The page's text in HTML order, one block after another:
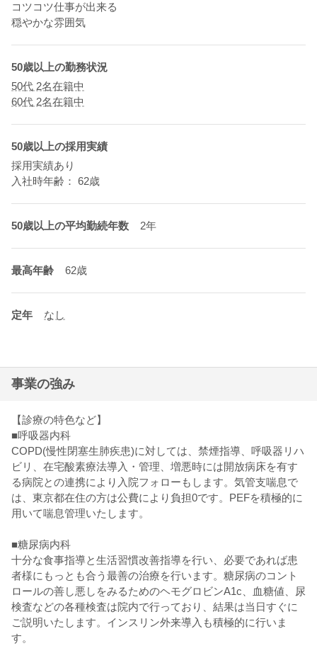
コツコツ仕事が出来る
穏やかな雰囲気
50歳以上の勤務状況
50代 2名在籍中
60代 2名在籍中
50歳以上の採用実績
採用実績あり
入社時年齢： 62歳
50歳以上の平均勤続年数 2年
最高年齢 62歳
定年 なし
事業の強み
【診療の特色など】
■呼吸器内科
COPD(慢性閉塞生肺疾患)に対しては、禁煙指導、呼吸器リハ
ビリ、在宅酸素療法導入・管理、増悪時には開放病床を有す
る病院との連携により入院フォローもします。気管支喘息で
は、東京都在住の方は公費により負担0です。PEFを積極的に
用いて喘息管理いたします。
■糖尿病内科
十分な食事指導と生活習慣改善指導を行い、必要であれば患
者様にもっとも合う最善の治療を行います。糖尿病のコント
ロールの善し悪しをみるためのヘモグロビンA1c、血糖値、尿
検査などの各種検査は院内で行っており、結果は当日すぐに
ご説明いたします。インスリン外来導入も積極的に行いま
す。